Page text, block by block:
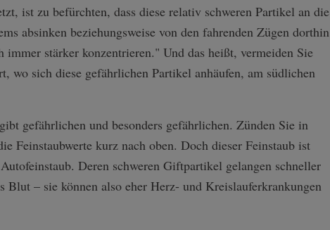
ist zu befürchten, dass diese relativ schweren Partikel an die
absinken beziehungsweise von den fahrenden Zügen dorthin
immer stärker konzentrieren." Und das heißt, vermeiden Sie
wo sich diese gefährlichen Partikel anhäufen, am südlichen
gefährlichen und besonders gefährlichen. Zünden Sie in
Feinstaubwerte kurz nach oben. Doch dieser Feinstaub ist
Deren schweren Giftpartikel gelangen schneller
– sie können also eher Herz- und Kreislauferkrankungen